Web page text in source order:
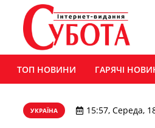
ТОП НОВИНИ ГАРЯЧІ
УКРАЇНА 15:57, Середа,